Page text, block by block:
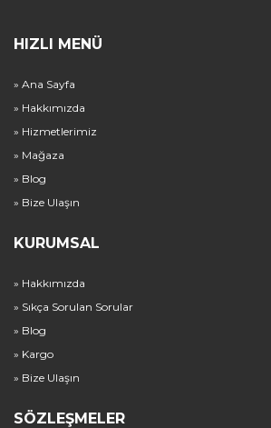
HIZLI MENÜ
» Ana Sayfa
» Hakkımızda
» Hizmetlerimiz
» Mağaza
» Blog
» Bize Ulaşın
KURUMSAL
» Hakkımızda
» Sıkça Sorulan Sorular
» Blog
» Kargo
» Bize Ulaşın
SÖZLEŞMELER